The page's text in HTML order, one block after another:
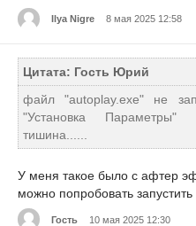
Ilya Nigre 8 мая 2025 12:58
Цитата: Гость Юрий
файл "autoplay.exe" не
"Установка
тишина......
У меня такое было с афтер
можно попробовать
Гость 10 мая 2025 12:30